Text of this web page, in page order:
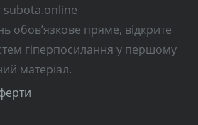
subota.online
обов’язкове пряме, відкрите
гіперпосилання у першому
матеріал.